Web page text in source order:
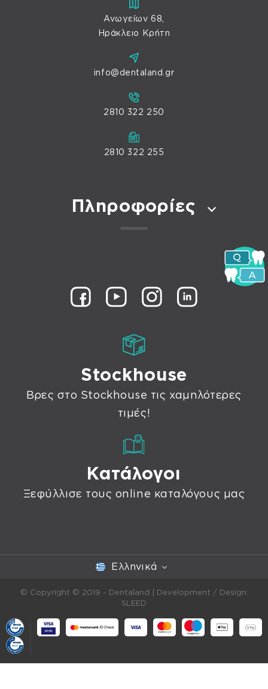
Ανωγείων 68,
Ηράκλειο Κρήτη
info@dentaland.gr
2810 322 250
2810 322 255
Πληροφορίες
Stockhouse
Βρες στο Stockhouse τις χαμηλότερες
τιμές!
Κατάλογοι
Ξεφύλλισε τους online καταλόγους μας
Ελληνικά
© Copyright © 2019 - Dentaland |
Development / Design:
SLEED